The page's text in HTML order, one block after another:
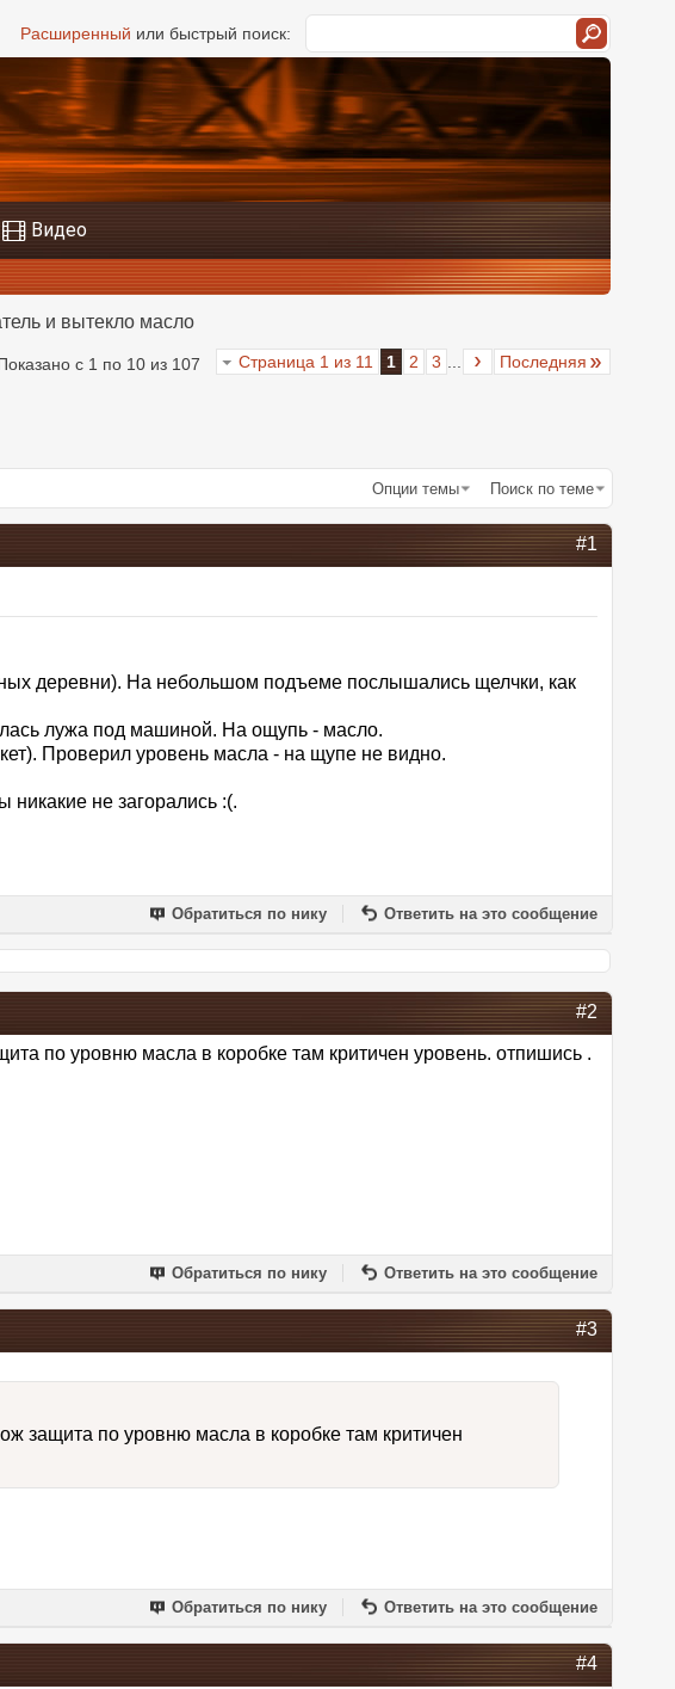
Расширенный или быстрый поиск:
Видео
и вытекло масло
Страница 1 из 11 1 2 3 Последняя
с 1 по 10 из 107
Опции темы Поиск по теме
#1
деревни). На небольшом подъеме послышались щелчки, как
лужа под машиной. На ощупь - масло.
Проверил уровень масла - на щупе не видно.
не загорались :(.
Обратиться по нику Ответить на это сообщение
#2
по уровню масла в коробке там критичен уровень. отпишись .
Обратиться по нику Ответить на это сообщение
#3
защита по уровню масла в коробке там критичен
Обратиться по нику Ответить на это сообщение
#4